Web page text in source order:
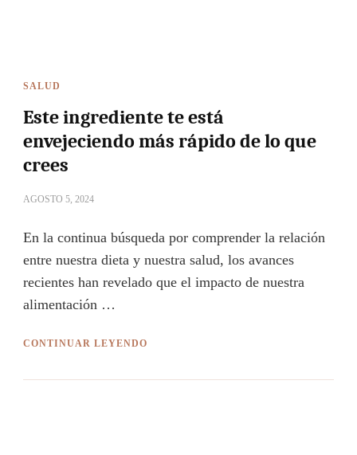
SALUD
Este ingrediente te está
envejeciendo más rápido de lo que
crees
AGOSTO 5, 2024
En la continua búsqueda por comprender la relación
entre nuestra dieta y nuestra salud, los avances
recientes han revelado que el impacto de nuestra
alimentación …
CONTINUAR LEYENDO